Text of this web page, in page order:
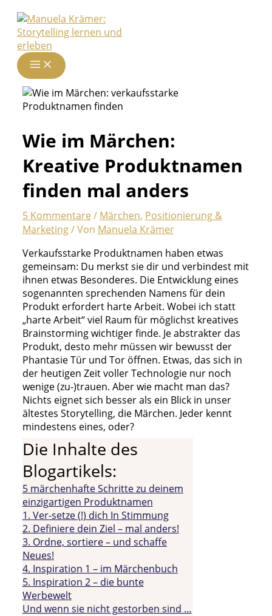
Zum
Inhalt
springen
Wie im Märchen:
Kreative Produktnamen
finden mal anders
5 Kommentare/ Märchen, Positionierung &
Marketing/ Von Manuela Krämer
Verkaufsstarke Produktnamen haben etwas
gemeinsam: Du merkst sie dir und verbindest mit
ihnen etwas Besonderes. Die Entwicklung eines
sogenannten sprechenden Namens für dein
Produkt erfordert harte Arbeit. Wobei ich statt
„harte Arbeit“ viel Raum für möglichst kreatives
Brainstorming wichtiger finde. Je abstrakter das
Produkt, desto mehr müssen wir bewusst der
Phantasie Tür und Tor öffnen. Etwas, das sich in
der heutigen Zeit voller Technologie nur noch
wenige (zu-)trauen. Aber wie macht man das?
Nichts eignet sich besser als ein Blick in unser
ältestes Storytelling, die Märchen. Jeder kennt
mindestens eines, oder?
Die Inhalte des
Blogartikels:
5 märchenhafte Schritte zu deinem
einzigartigen Produktnamen
1. Ver-setze (!) dich In Stimmung
2. Definiere dein Ziel – mal anders!
3. Ordne, sortiere – und schaffe
Neues!
4. Inspiration 1 – im Märchenbuch
5. Inspiration 2 – die bunte
Werbewelt
Und wenn sie nicht gestorben sind …